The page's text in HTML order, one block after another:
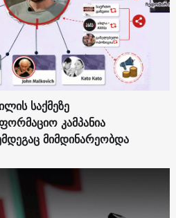
საქმეზე
კამპანია
მიმდინარეობდა